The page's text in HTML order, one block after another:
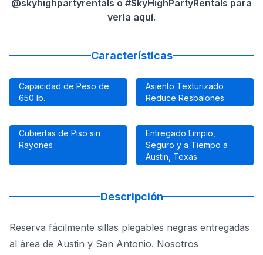
@skyhighpartyrentals o #SkyHighPartyRentals para
verla aquí.
Características
Capacidad de Peso de
650 lb.
Asiento Texturizado
Reduce Resbalones
Cubiertas de Piso sin
Rayones
Entregado Limpio,
Seguro y a Tiempo a
Austin, Texas
Descripción
Reserva fácilmente sillas plegables negras entregadas
al área de Austin y San Antonio. Nosotros